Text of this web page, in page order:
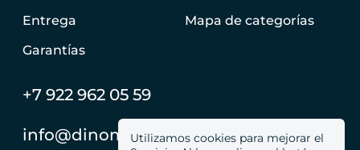
Utilizamos cookies para mejorar el
Entrega
Garantías
Mapa de categorías
+7 922 962 05 59
info@dinomachine.ru